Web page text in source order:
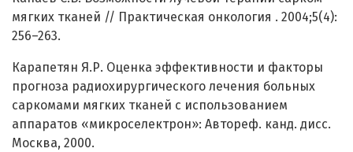
мягких тканей // Практическая онкология . 2004;5(4):
256–263.
Карапетян Я.Р. Оценка эффективности и факторы
прогноза радиохирургического лечения больных
саркомами мягких тканей с использованием
аппаратов «микроселектрон»: Автореф. канд. дисс.
Москва, 2000.